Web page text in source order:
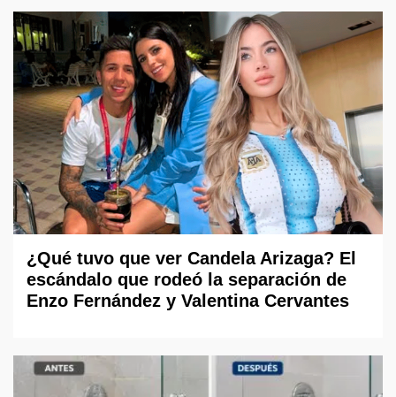
¿Qué tuvo que ver Candela Arizaga? El
escándalo que rodeó la separación de
Enzo Fernández y Valentina Cervantes